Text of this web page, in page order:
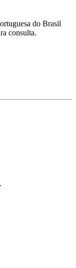
do Brasil
consulta.